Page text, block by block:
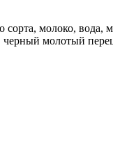
сорта, молоко, вода,
молотый